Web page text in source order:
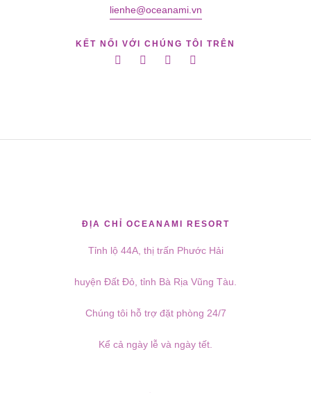
lienhe@oceanami.vn
KẾT NỐI VỚI CHÚNG TÔI TRÊN
ĐỊA CHỈ OCEANAMI RESORT
Tỉnh lộ 44A, thị trấn Phước Hải
huyện Đất Đỏ, tỉnh Bà Rịa Vũng Tàu.
Chúng tôi hỗ trợ đặt phòng 24/7
Kể cả ngày lễ và ngày tết.